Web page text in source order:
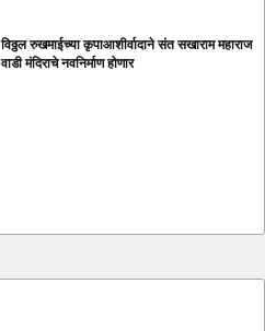
विठ्ठल रुखमाईच्या कृपाआशीर्वादाने संत सखाराम महाराज
वाडी मंदिराचे नवनिर्माण होणार